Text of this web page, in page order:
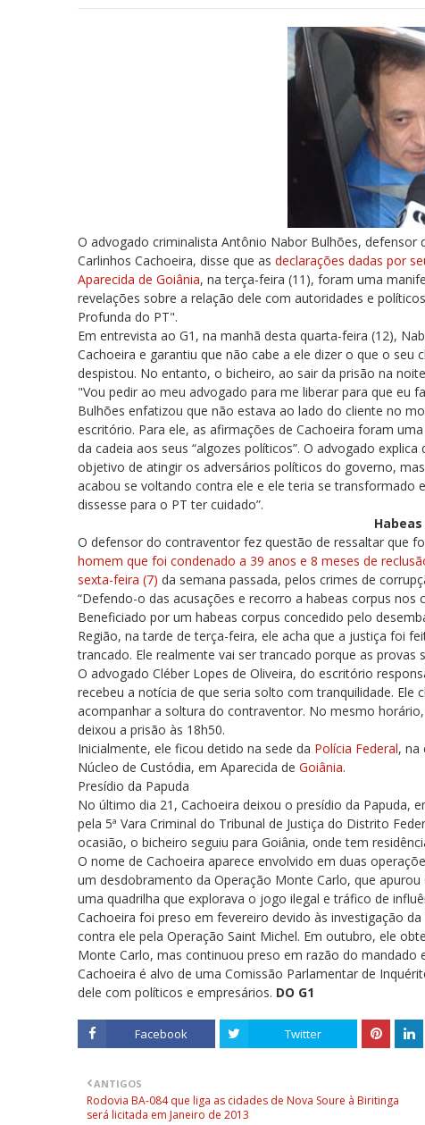
O advogado criminalista Antônio Nabor Bulhões,
Carlinhos Cachoeira, disse que as declarações dadas por
Aparecida de Goiânia, na terça-feira (11), foram uma
revelações sobre a relação dele com autoridades e
Profunda do PT".
Em entrevista ao G1, na manhã desta quarta-feira (12),
Cachoeira e garantiu que não cabe a ele dizer o que o
despistou. No entanto, o bicheiro, ao sair da prisão na
"Vou pedir ao meu advogado para me liberar para que eu
Bulhões enfatizou que não estava ao lado do cliente no
escritório. Para ele, as afirmações de Cachoeira foram
da cadeia aos seus “algozes políticos”. O advogado
objetivo de atingir os adversários políticos do governo,
acabou se voltando contra ele e ele teria se transformado
dissesse para o PT ter cuidado”.
O defensor do contraventor fez questão de ressaltar que
homem que foi condenado a 39 anos e 8 meses de
sexta-feira (7) da semana passada, pelos crimes de
“Defendo-o das acusações e recorro a habeas corpus nos
Beneficiado por um habeas corpus concedido pelo
Região, na tarde de terça-feira, ele acha que a justiça foi
trancado. Ele realmente vai ser trancado porque as provas
O advogado Cléber Lopes de Oliveira, do escritório
recebeu a notícia de que seria solto com tranquilidade.
acompanhar a soltura do contraventor. No mesmo
deixou a prisão às 18h50.
Inicialmente, ele ficou detido na sede da Polícia Federal, na
Núcleo de Custódia, em Aparecida de Goiânia.
Presídio da Papuda
No último dia 21, Cachoeira deixou o presídio da Papuda,
pela 5ª Vara Criminal do Tribunal de Justiça do Distrito
ocasião, o bicheiro seguiu para Goiânia, onde tem
O nome de Cachoeira aparece envolvido em duas
um desdobramento da Operação Monte Carlo, que
uma quadrilha que explorava o jogo ilegal e tráfico de
Cachoeira foi preso em fevereiro devido às investigação
contra ele pela Operação Saint Michel. Em outubro, ele
Monte Carlo, mas continuou preso em razão do mandado
Cachoeira é alvo de uma Comissão Parlamentar de
dele com políticos e empresários. DO G1
Facebook Twitter
ANTIGOS
Rodovia BA-084 que liga as cidades de Nova Soure à Biritinga
será licitada em Janeiro de 2013